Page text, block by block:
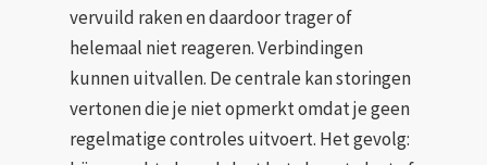
vervuild raken en daardoor trager of
helemaal niet reageren. Verbindingen
kunnen uitvallen. De centrale kan storingen
vertonen die je niet opmerkt omdat je geen
regelmatige controles uitvoert. Het gevolg: